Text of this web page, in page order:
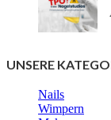
UNSERE
Nails
Wimpern